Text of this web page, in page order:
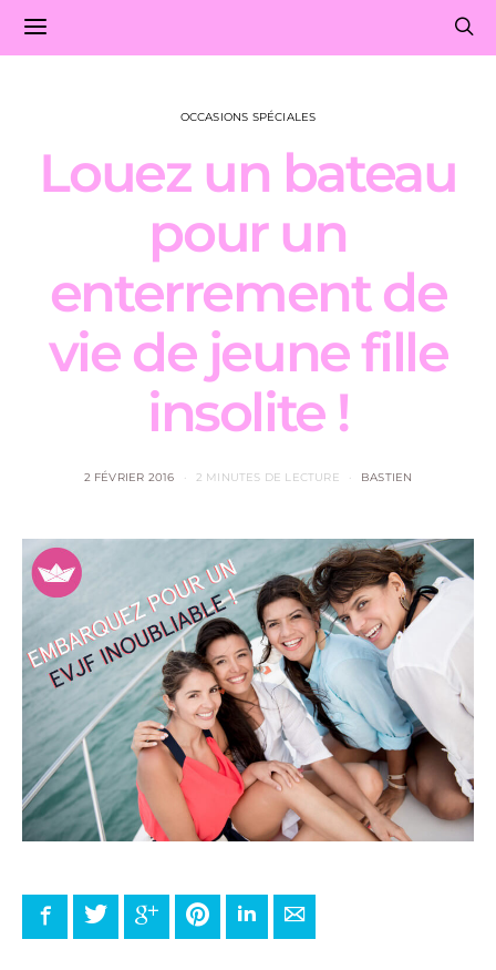
OCCASIONS SPÉCIALES
Louez un bateau
pour un
enterrement de
vie de jeune fille
insolite !
2 FÉVRIER 2016 2 MINUTES DE LECTURE BASTIEN
FacebookTwitter Google+ PinterestLinkedInE-mail